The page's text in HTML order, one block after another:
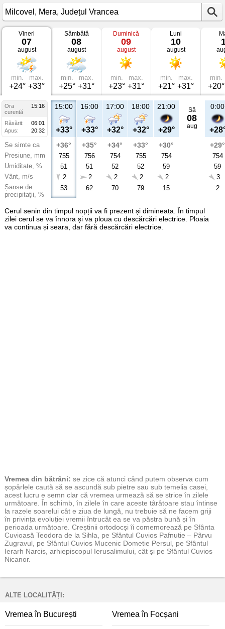
Vremea
Milcovel
Mera,
Județul
Vrancea
Vineri
07
august
min.
+24°
max.
+33°
Sâmbătă
08
august
min.
+25°
max.
+31°
Duminică
09
august
min.
+23°
max.
+31°
Luni
10
august
min.
+21°
max.
+31°
min.
+20°
Ora
15:16
curentă
Răsărit:
06:01
Apus:
20:32
Se simte ca
Presiune, mm
Umiditate, %
Vânt, m/s
Șanse de
precipitații, %
15:00
+33°
+36°
755
51
2
53
16:00
+33°
+35°
756
51
2
62
17:00
+32°
+34°
754
52
2
70
18:00
+32°
+33°
755
52
2
79
21:00
+29°
+30°
754
59
2
15
Sâ
08
aug
0:00
+29°
754
59
3
2
Cerul senin din timpul nopții va fi prezent și dimineața. În timpul
zilei cerul se va înnora și va ploua cu descărcări electrice. Ploaia
va continua și seara, dar fără descărcări electrice.
Vremea din bătrâni: se zice că atunci când putem observa cum
șopârlele caută să se ascundă sub pietre sau sub temelia casei,
acest lucru e semn clar că vremea urmează să se strice în zilele
următoare. În schimb, în zilele în care aceste târâtoare stau întinse
la razele soarelui cât e ziua de lungă, nu trebuie să ne facem griji
în privința evoluției vremii întrucât ea se va păstra bună și în
perioada următoare. Creștinii ortodocși îi comemorează pe Sfânta
Cuvioasă Teodora de la Sihla, pe Sfântul Cuvios Pafnutie – Pârvu
Zugravul, pe Sfântul Cuvios Mucenic Dometie Persul, pe Sfântul
Ierarh Narcis, arhiepiscopul Ierusalimului, cât și pe Sfântul Cuvios
Nicanor.
ALTE LOCALITĂȚI:
Vremea în București Vremea în Focșani